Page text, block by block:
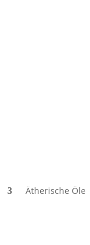
Ätherische Öle